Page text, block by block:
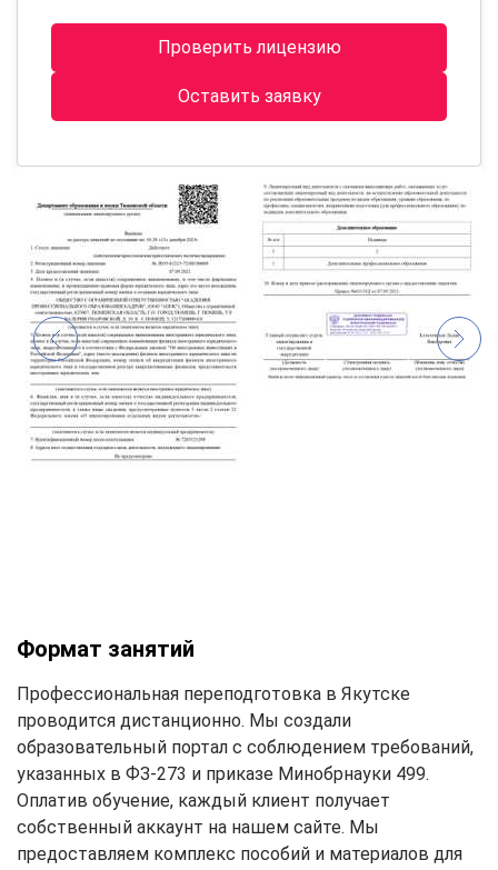
Проверить лицензию
Оставить заявку
Формат занятий
Профессиональная переподготовка в Якутске
проводится дистанционно. Мы создали
образовательный портал с соблюдением требований,
указанных в ФЗ-273 и приказе Минобрнауки 499.
Оплатив обучение, каждый клиент получает
собственный аккаунт на нашем сайте. Мы
предоставляем комплекс пособий и материалов для